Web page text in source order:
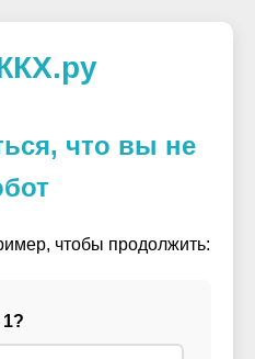
что вы не
чтобы продолжить: